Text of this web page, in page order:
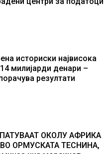
историски највисока
милијарди денари –
резултати
ОКОЛУ АФРИКА
ОРМУСКАТА ТЕСНИНА,